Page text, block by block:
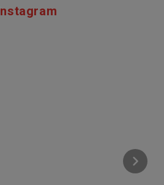
Instagram